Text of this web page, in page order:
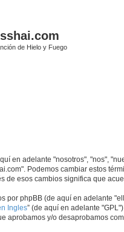
de Hielo y Fuego
en adelante "nosotros", "nos",
Podemos cambiar estos
de esos cambios significa que
por phpBB (de aquí en adelante
Ingles” (de aquí en adelante
aprobamos y/o desaprobamos